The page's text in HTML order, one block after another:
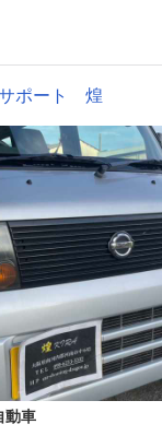
サポート 煌
動車